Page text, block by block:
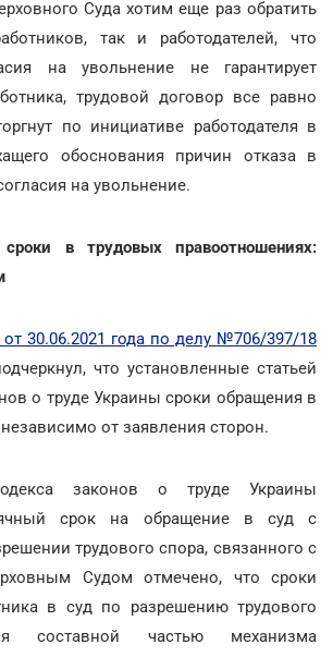
Суда хотим еще раз обратить
так и работодателей, что
на увольнение не гарантирует
трудовой договор все равно
по инициативе работодателя в
обоснования причин отказа в
на увольнение.
сроки в трудовых правоотношениях:
30.06.2021 года по делу №706/397/18
что установленные статьей
о труде Украины сроки обращения в
от заявления сторон.
законов о труде Украины
срок на обращение в суд с
трудового спора, связанного с
Судом отмечено, что сроки
в суд по разрешению трудового
составной частью механизма